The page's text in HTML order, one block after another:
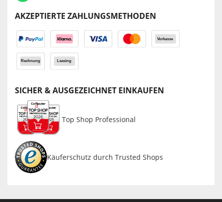
AKZEPTIERTE ZAHLUNGSMETHODEN
SICHER & AUSGEZEICHNET EINKAUFEN
Top Shop Professional
Käuferschutz durch Trusted Shops